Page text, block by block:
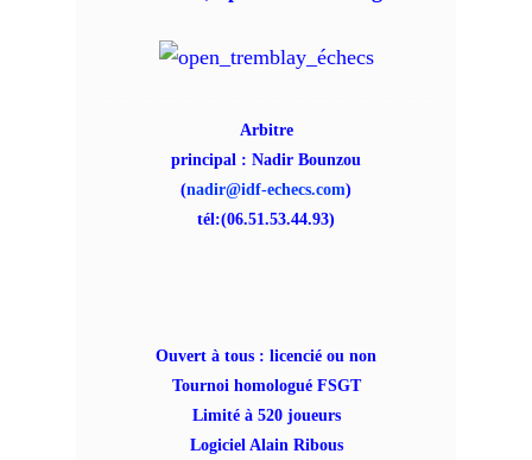
Arbitre
principal : Nadir Bounzou
(nadir@idf-echecs.com)
tél:(06.51.53.44.93)
Ouvert à tous : licencié ou non
Tournoi homologué FSGT
Limité à 520 joueurs
Logiciel Alain Ribous